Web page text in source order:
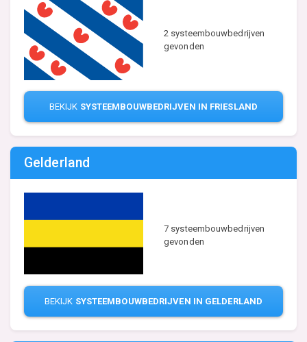
2 systeembouwbedrijven
gevonden
BEKIJK SYSTEEMBOUWBEDRIJVEN IN FRIESLAND
Gelderland
7 systeembouwbedrijven
gevonden
BEKIJK SYSTEEMBOUWBEDRIJVEN IN GELDERLAND